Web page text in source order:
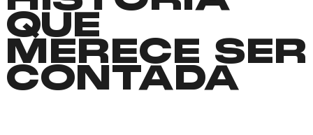
QUE
MERECE SER
CONTADA